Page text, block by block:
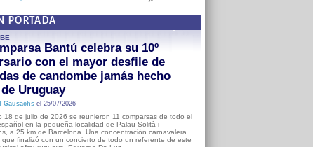
PORTADA
Bantú celebra su 10º
con el mayor desfile de
de candombe jamás hecho
Uruguay
Gausachsel 25/07/2026
18 de julio de 2026 se reunieron 11 comparsas de todo el
en la pequeña localidad de Palau-Solità i
a 25 km de Barcelona. Una concentración carnavalera
que finalizó con un concierto de todo un referente de este